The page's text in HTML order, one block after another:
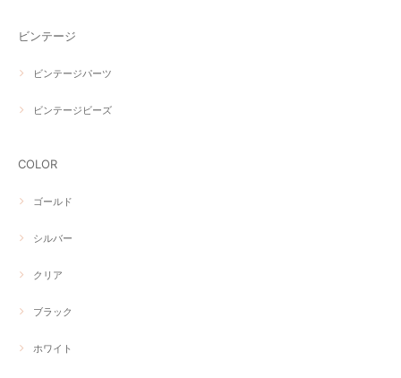
ビンテージ
ビンテージパーツ
ビンテージビーズ
COLOR
ゴールド
シルバー
クリア
ブラック
ホワイト